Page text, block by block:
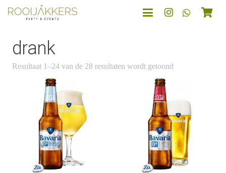
drank
Resultaat 1–24 van de 28 resultaten wordt getoond